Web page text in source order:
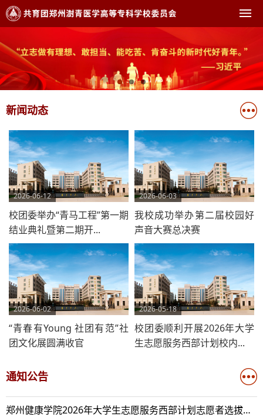
新闻动态
2026-06-12
校团委举办“青马工程”第一期
结业典礼暨第二期开...
2026-06-03
我校成功举办第二届校园好
声音大赛总决赛
2026-06-02
“青春有Young 社团有范”社
团文化展圆满收官
2026-05-18
校团委顺利开展2026年大学
生志愿服务西部计划校内...
通知公告
郑州健康学院2026年大学生志愿服务西部计划志愿者选拔结果公示